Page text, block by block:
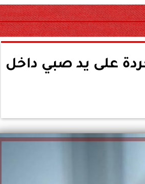
على يد صبي داخل